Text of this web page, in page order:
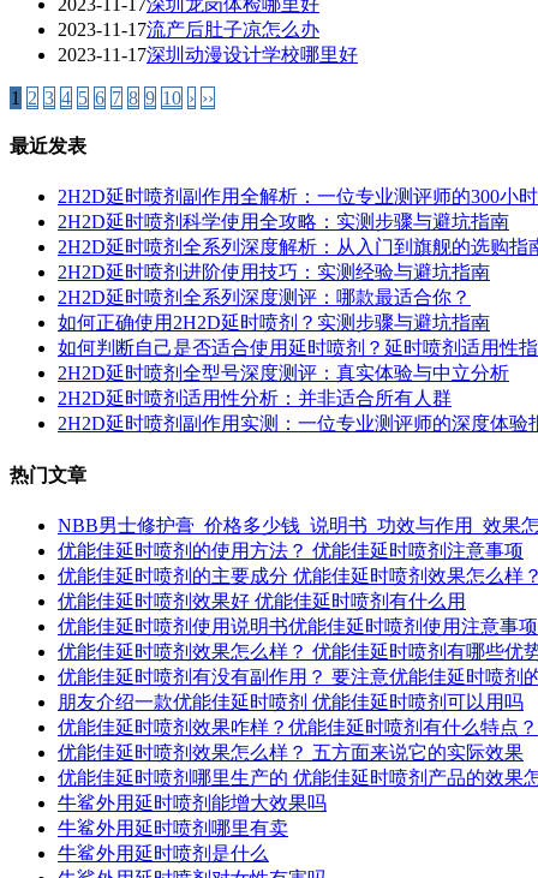
2023-11-17流产后肚子凉怎么办
2023-11-17深圳动漫设计学校哪里好
1 2 3 4 5 6 7 8 9 10 › ››
最近发表
2H2D延时喷剂副作用全解析：一位专业测评师的300小
2H2D延时喷剂科学使用全攻略：实测步骤与避坑指南
2H2D延时喷剂全系列深度解析：从入门到旗舰的选购指
2H2D延时喷剂进阶使用技巧：实测经验与避坑指南
2H2D延时喷剂全系列深度测评：哪款最适合你？
如何正确使用2H2D延时喷剂？实测步骤与避坑指南
如何判断自己是否适合使用延时喷剂？延时喷剂适用性
2H2D延时喷剂全型号深度测评：真实体验与中立分析
2H2D延时喷剂适用性分析：并非适合所有人群
2H2D延时喷剂副作用实测：一位专业测评师的深度体验
热门文章
NBB男士修护膏_价格多少钱_说明书_功效与作用_效果
优能佳延时喷剂的使用方法？ 优能佳延时喷剂注意事项
优能佳延时喷剂的主要成分 优能佳延时喷剂效果怎么样？
优能佳延时喷剂效果好 优能佳延时喷剂有什么用
优能佳延时喷剂使用说明书优能佳延时喷剂使用注意事项
优能佳延时喷剂效果怎么样？ 优能佳延时喷剂有哪些优
优能佳延时喷剂有没有副作用？ 要注意优能佳延时喷剂
朋友介绍一款优能佳延时喷剂 优能佳延时喷剂可以用吗
优能佳延时喷剂效果咋样？优能佳延时喷剂有什么特点？
优能佳延时喷剂效果怎么样？ 五方面来说它的实际效果
优能佳延时喷剂哪里生产的 优能佳延时喷剂产品的效果
牛鲨外用延时喷剂能增大效果吗
牛鲨外用延时喷剂哪里有卖
牛鲨外用延时喷剂是什么